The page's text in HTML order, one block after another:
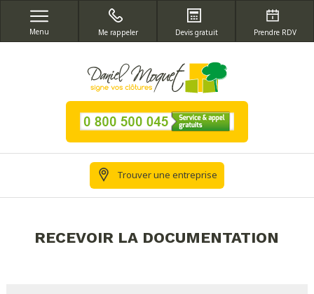
Menu Me rappeler Devis gratuit Prendre RDV
Trouver une entreprise
RECEVOIR LA DOCUMENTATION